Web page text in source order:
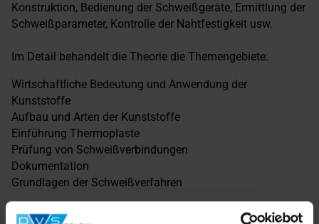
Konstruktion, Bedienung der Schweißgeräte, Ermittlung der
Schweißparameter, Kontrolle der Nahtfestigkeit usw.
Im Detail behandelt die Theorie die Themengebiete:
Wirtschaftliche Bedeutung und Anwendung der
Kunststoffe
Aufbau und Arten der Kunststoffe
Einführung Thermoplaste
Prüfung von Schweißverbindungen
Dokumentation
Grundlagen der Schweißverfahren
Die theoretisch und praktisch behandelten